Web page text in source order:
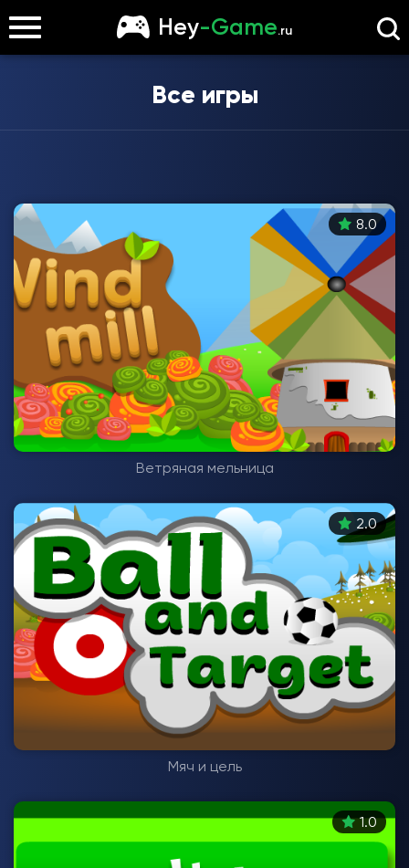
Hey-Game.ru
Все игры
8.0
Ветряная мельница
2.0
Мяч и цель
1.0